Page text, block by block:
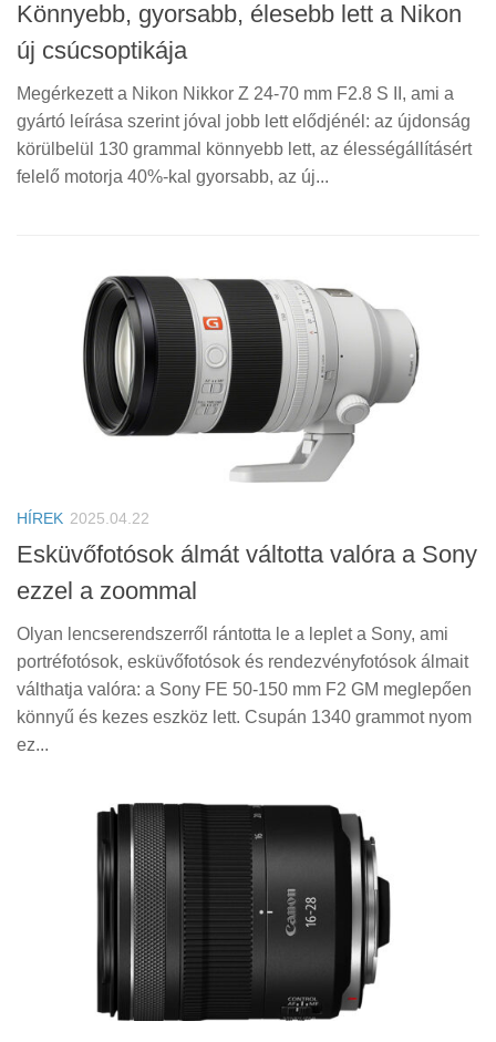
Könnyebb, gyorsabb, élesebb lett a Nikon
új csúcsoptikája
Megérkezett a Nikon Nikkor Z 24-70 mm F2.8 S II, ami a
gyártó leírása szerint jóval jobb lett elődjénél: az újdonság
körülbelül 130 grammal könnyebb lett, az élességállításért
felelő motorja 40%-kal gyorsabb, az új...
HÍREK 2025.04.22
Esküvőfotósok álmát váltotta valóra a Sony
ezzel a zoommal
Olyan lencserendszerről rántotta le a leplet a Sony, ami
portréfotósok, esküvőfotósok és rendezvényfotósok álmait
válthatja valóra: a Sony FE 50-150 mm F2 GM meglepően
könnyű és kezes eszköz lett. Csupán 1340 grammot nyom
ez...